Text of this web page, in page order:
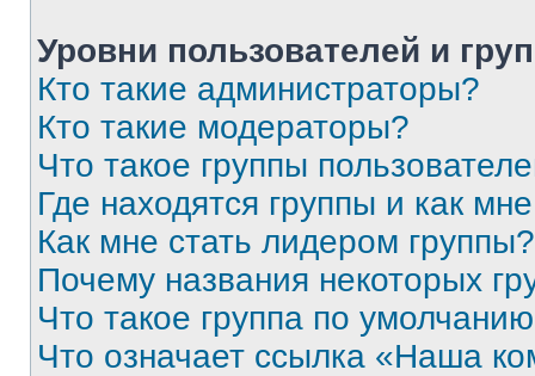
Уровни пользователей и
Кто такие администраторы?
Кто такие модераторы?
Что такое группы
Где находятся группы и как
Как мне стать лидером группы?
Почему названия некоторых
Что такое группа по
Что означает ссылка «Наша